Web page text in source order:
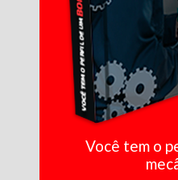
Você tem o